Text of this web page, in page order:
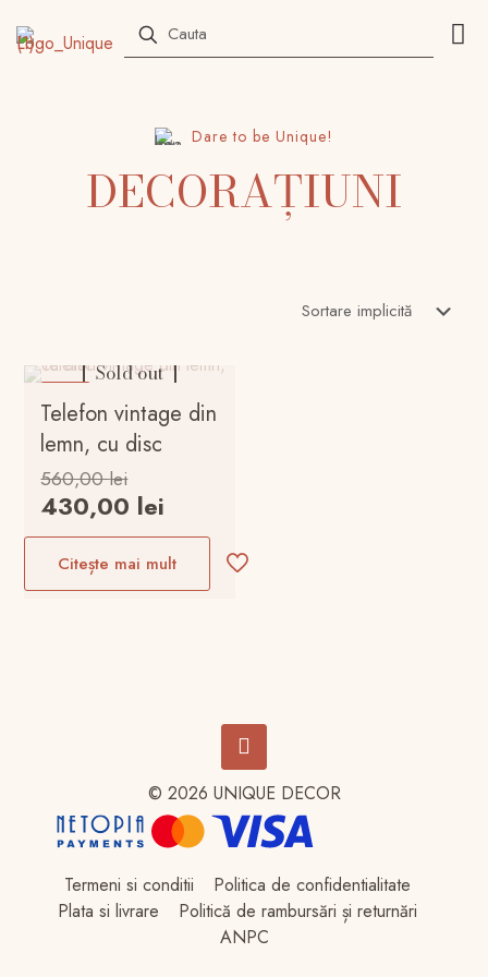
Dare to be Unique!
DECORAȚIUNI
Sold out
Telefon vintage din
lemn, cu disc
560,00lei
inițial
a
fost:
560,00 lei.
430,00 lei
curent
este:
430,00 lei.
Citește mai mult
© 2026 UNIQUE DECOR
Termeni si conditii
Politica de confidentialitate
Plata si livrare
Politică de rambursări și returnări
ANPC